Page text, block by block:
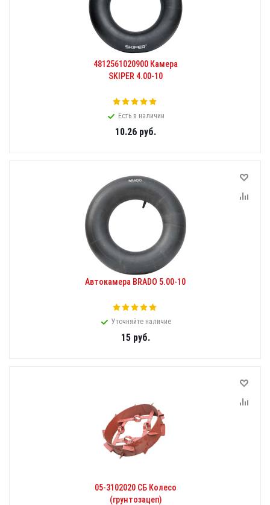
4812561020900 Камера
SKIPER 4.00-10
Есть в наличии
10.26руб.
Автокамера BRADO 5.00-10
Уточняйте наличие
15руб.
05-3102020 СБ Колесо
(грунтозацеп)